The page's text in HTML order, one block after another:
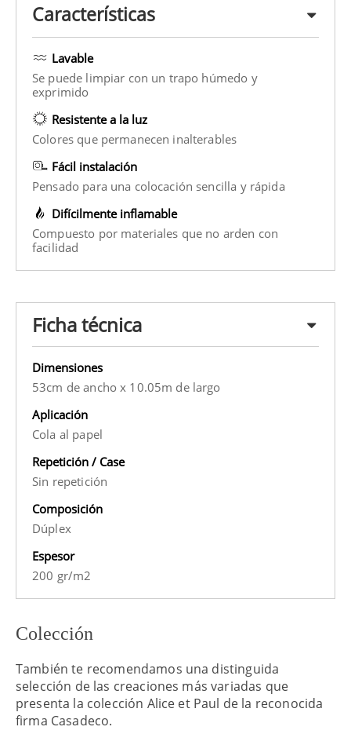
Características
Lavable
Se puede limpiar con un trapo húmedo y
exprimido
Resistente a la luz
Colores que permanecen inalterables
Fácil instalación
Pensado para una colocación sencilla y rápida
Difícilmente inflamable
Compuesto por materiales que no arden con
facilidad
Ficha técnica
Dimensiones
53cm de ancho x 10.05m de largo
Aplicación
Cola al papel
Repetición / Case
Sin repetición
Composición
Dúplex
Espesor
200 gr/m2
Colección
También te recomendamos una distinguida
selección de las creaciones más variadas que
presenta la colección Alice et Paul de la reconocida
firma Casadeco.